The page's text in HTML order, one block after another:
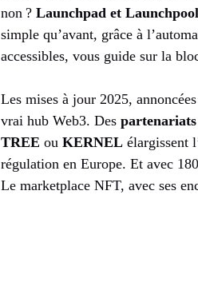
non ? Launchpad et Launchpool
simple qu’avant, grâce à
accessibles, vous guide sur la
Les mises à jour 2025,
vrai hub Web3. Des
TREE ou KERNEL élargissent
régulation en Europe. Et avec
Le marketplace NFT, avec ses